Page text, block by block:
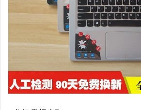
手錶與飾品配件
女包精品與女鞋
家電與影音視聽